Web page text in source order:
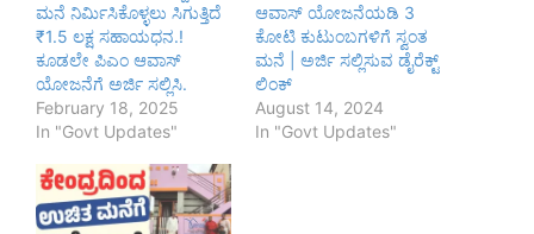
ಮನೆ ನಿರ್ಮಿಸಿಕೊಳ್ಳಲು ಸಿಗುತ್ತಿದೆ
₹1.5 ಲಕ್ಷ ಸಹಾಯಧನ.!
ಕೂಡಲೇ ಪಿಎಂ ಆವಾಸ್
ಯೋಜನೆಗೆ ಅರ್ಜಿ ಸಲ್ಲಿಸಿ.
February 18, 2025
In "Govt Updates"
ಆವಾಸ್ ಯೋಜನೆಯಡಿ 3
ಕೋಟಿ ಕುಟುಂಬಗಳಿಗೆ ಸ್ವಂತ
ಮನೆ | ಅರ್ಜಿ ಸಲ್ಲಿಸುವ ಡೈರೆಕ್ಟ್
ಲಿಂಕ್
August 14, 2024
In "Govt Updates"